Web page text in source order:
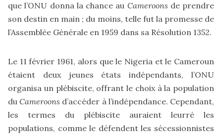
que l’ONU donna la chance au Cameroons de prendre
son destin en main ; du moins, telle fut la promesse de
l’Assemblée Générale en 1959 dans sa Résolution 1352.
Le 11 février 1961, alors que le Nigeria et le Cameroun
étaient deux jeunes états indépendants, l’ONU
organisa un plébiscite, offrant le choix à la population
duCameroons d’accéder à l’indépendance. Cependant,
les termes du plébiscite auraient leurré les
populations, comme le défendent les sécessionnistes